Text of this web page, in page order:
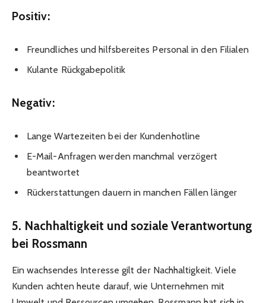
Positiv:
Freundliches und hilfsbereites Personal in den Filialen
Kulante Rückgabepolitik
Negativ:
Lange Wartezeiten bei der Kundenhotline
E-Mail-Anfragen werden manchmal verzögert
beantwortet
Rückerstattungen dauern in manchen Fällen länger
5. Nachhaltigkeit und soziale Verantwortung
bei Rossmann
Ein wachsendes Interesse gilt der Nachhaltigkeit. Viele
Kunden achten heute darauf, wie Unternehmen mit